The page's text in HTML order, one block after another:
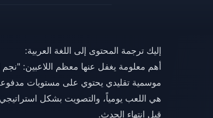
إليك ترجمة المحتوى إلى اللغة العربية:
موسمية تقليدي يحتوي على مستويات
قبل انتهاء الحدث.